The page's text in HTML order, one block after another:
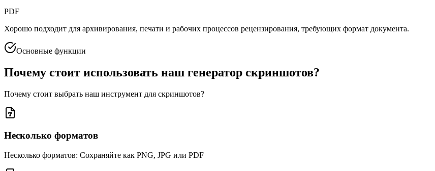
PDF
Хорошо подходит для архивирования, печати и рабочих процессов рецензирования, требующих формат документа.
Основные функции
Почему стоит использовать наш генератор скриншотов?
Почему стоит выбрать наш инструмент для скриншотов?
Несколько форматов
Несколько форматов: Сохраняйте как PNG, JPG или PDF